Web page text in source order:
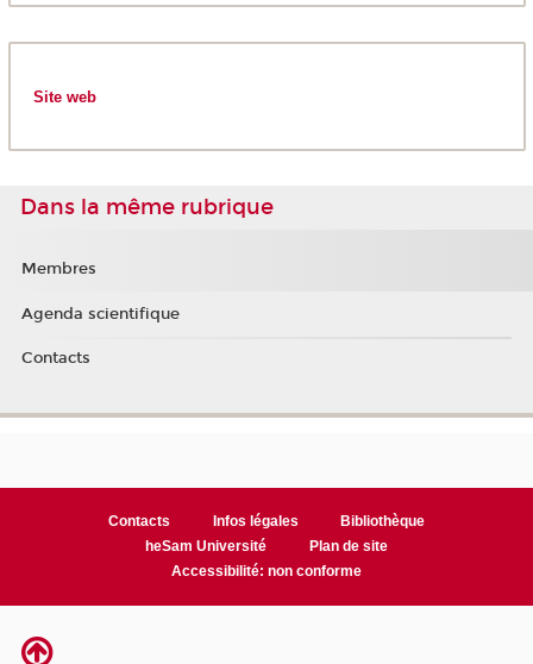
Site web
Dans la même rubrique
Membres
Agenda scientifique
Contacts
Contacts Infos légales
Bibliothèque
heSam Université
Plan de site
Accessibilité: non conforme